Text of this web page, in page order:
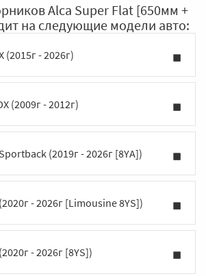
Alca Super Flat [650мм +
на следующие модели авто:
(2015г - 2026г)
(2009г - 2012г)
(2019г - 2026г [8YA])
- 2026г [Limousine 8YS])
- 2026г [8YS])